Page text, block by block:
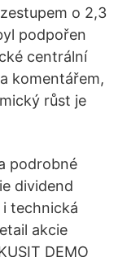
o 2,3
podpořen
centrální
komentářem,
růst je
podrobné
dividend
technická
akcie
DEMO